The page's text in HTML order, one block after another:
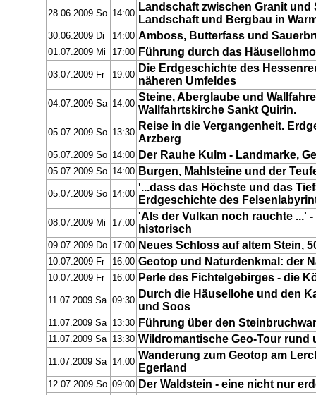
28.06.2009 So 14:00
Landschaft zwischen Granit
Landschaft und Bergbau in
30.06.2009 Di 14:00 Amboss, Butterfass und
01.07.2009 Mi 17:00 Führung durch das
03.07.2009 Fr 19:00
Die Erdgeschichte des
näheren Umfeldes
04.07.2009 Sa 14:00
Steine, Aberglaube und
Wallfahrtskirche Sankt Quirin.
05.07.2009 So 13:30
Reise in die Vergangenheit.
Arzberg
05.07.2009 So 14:00 Der Rauhe Kulm - Landmarke,
05.07.2009 So 14:00 Burgen, Mahlsteine und der
05.07.2009 So 14:00
'...dass das Höchste und das
Erdgeschichte des
08.07.2009 Mi 17:00
'Als der Vulkan noch rauchte ...'
historisch
09.07.2009 Do 17:00 Neues Schloss auf altem Stein,
10.07.2009 Fr 16:00 Geotop und Naturdenkmal: der
10.07.2009 Fr 16:00 Perle des Fichtelgebirges - die
11.07.2009 Sa 09:30
Durch die Häusellohe und den
und Soos
11.07.2009 Sa 13:30 Führung über den
11.07.2009 Sa 13:30 Wildromantische Geo-Tour rund
11.07.2009 Sa 14:00
Wanderung zum Geotop am
Egerland
12.07.2009 So 09:00 Der Waldstein - eine nicht nur